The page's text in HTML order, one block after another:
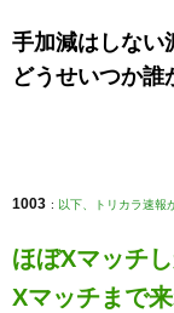
手加減はしない
どうせいつか誰
1003 : 以下、トリカラ速報
ほぼXマッチ
Xマッチまで